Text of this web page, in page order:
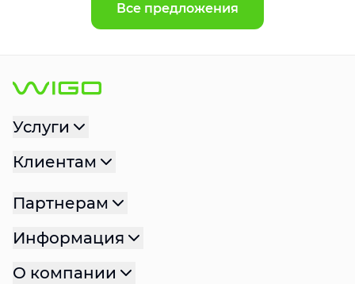
Все предложения
Услуги
Клиентам
Партнерам
Информация
О компании